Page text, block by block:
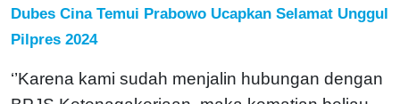
Dubes Cina Temui Prabowo Ucapkan Selamat Unggul
Pilpres 2024
‘’Karena kami sudah menjalin hubungan dengan